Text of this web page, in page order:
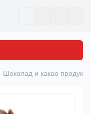
Шоколад и какао продукты